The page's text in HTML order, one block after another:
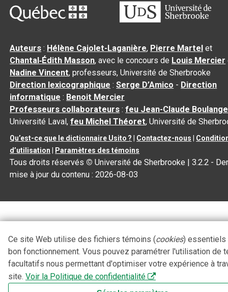
Auteurs : Hélène Cajolet-Laganière, Pierre Martel et
Chantal‑Édith Masson, avec le concours de Louis Mercier
Nadine Vincent, professeurs, Université de Sherbrooke
Direction lexicographique :Serge D’Amico - Direction
informatique : Benoit Mercier
Professeurs collaborateurs :feu Jean-Claude
Université Laval,feu Michel Théoret, Université de
Qu’est-ce que le dictionnaire Usito ? Contactez-nous
d’utilisation
Paramètres des témoins
Tous droits réservés © Université de Sherbrooke |3.2.2 -
mise à jour du contenu :2026-08-03
Ce site Web utilise des fichiers témoins (cookies) essentiels
bon fonctionnement. Vous pouvez paramétrer l'utilisation de
facultatifs nous permettant d'optimiser votre expérience à
site. Voir la Politique de confidentialité